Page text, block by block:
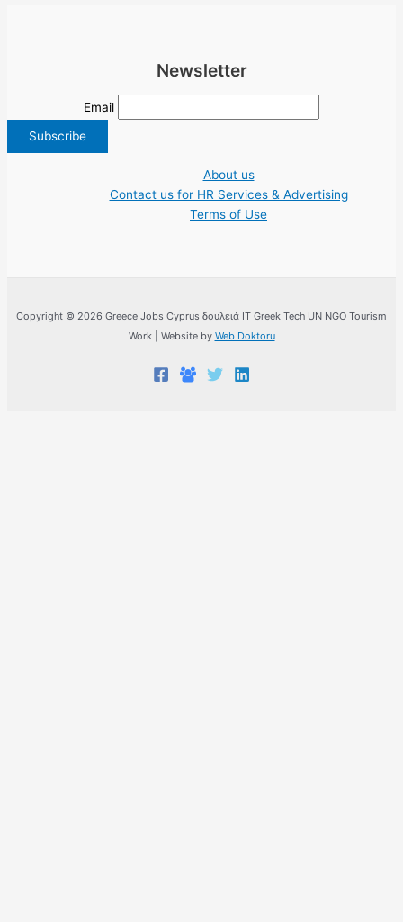
Newsletter
Email
About us
Contact us for HR Services & Advertising
Terms of Use
Copyright © 2026 Greece Jobs Cyprus δουλειά IT Greek Tech UN NGO Tourism
Work | Website by Web Doktoru